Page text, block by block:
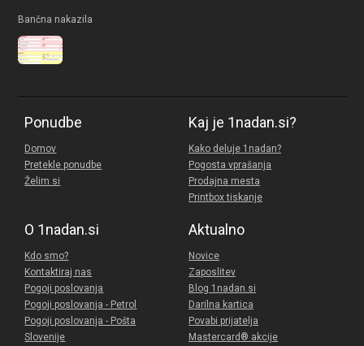
Bančna nakazila
Ponudbe
Domov
Pretekle ponudbe
Želim si
Kaj je 1nadan.si?
Kako deluje 1nadan?
Pogosta vprašanja
Prodajna mesta
Printbox tiskanje
O 1nadan.si
Kdo smo?
Kontaktiraj nas
Pogoji poslovanja
Pogoji poslovanja - Petrol
Pogoji poslovanja - Pošta
Slovenije
Aktualno
Novice
Zaposlitev
Blog 1nadan.si
Darilna kartica
Povabi prijatelja
Mastercard® akcije